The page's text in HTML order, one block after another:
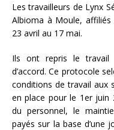
Les travailleurs de Lynx
Albioma à Moule,
23 avril au 17 mai.
Ils ont repris le travail
d’accord. Ce protocole
conditions de travail aux
en place pour le 1er juin
du personnel, le
payés sur la base d’une